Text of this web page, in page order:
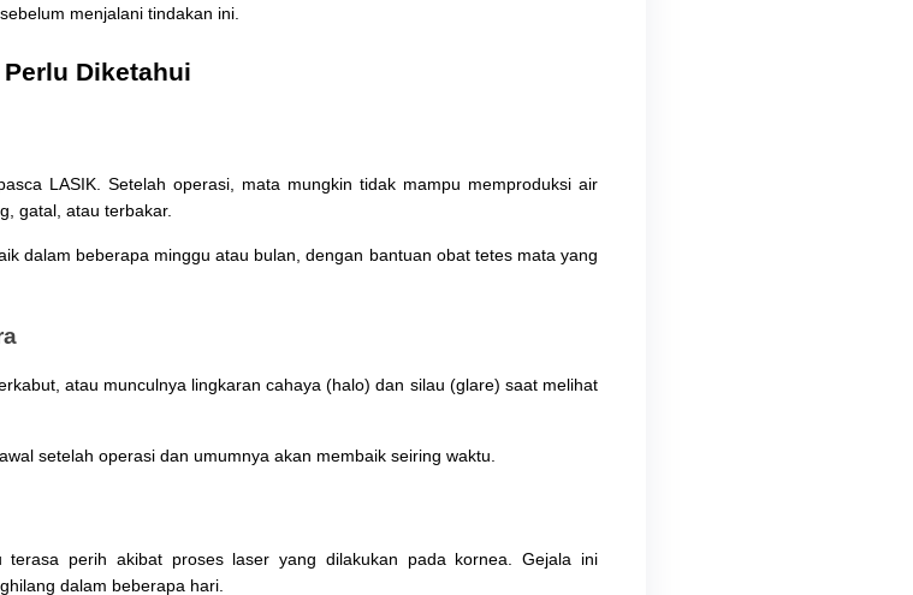
menjalani tindakan ini.
Diketahui
LASIK. Setelah operasi, mata mungkin tidak mampu memproduksi air
gatal, atau terbakar.
dalam beberapa minggu atau bulan, dengan bantuan obat tetes mata yang
atau munculnya lingkaran cahaya (halo) dan silau (glare) saat melihat
setelah operasi dan umumnya akan membaik seiring waktu.
perih akibat proses laser yang dilakukan pada kornea. Gejala ini
dalam beberapa hari.